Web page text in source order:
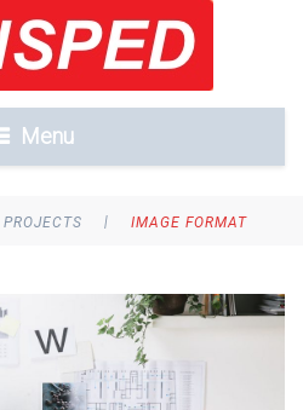
Menu
PROJECTS | IMAGE FORMAT